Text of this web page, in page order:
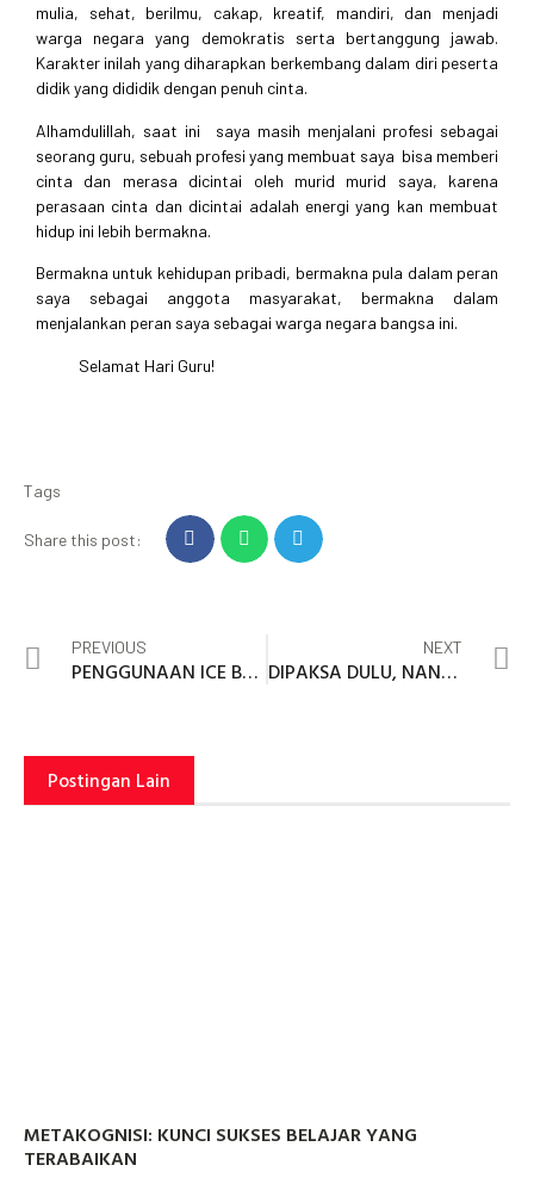
mulia, sehat, berilmu, cakap, kreatif, mandiri, dan menjadi
warga negara yang demokratis serta bertanggung jawab.
Karakter inilah yang diharapkan berkembang dalam diri peserta
didik yang dididik dengan penuh cinta.
Alhamdulillah, saat ini saya masih menjalani profesi sebagai
seorang guru, sebuah profesi yang membuat saya bisa memberi
cinta dan merasa dicintai oleh murid murid saya, karena
perasaan cinta dan dicintai adalah energi yang kan membuat
hidup ini lebih bermakna.
Bermakna untuk kehidupan pribadi, bermakna pula dalam peran
saya sebagai anggota masyarakat, bermakna dalam
menjalankan peran saya sebagai warga negara bangsa ini.
Selamat Hari Guru!
Tags
Share this post:
PREVIOUS
PENGGUNAAN ICE BREAKING BERMAIN KONSENTRASI PADA PEMBELAJARAN ABAD 21
NEXT
DIPAKSA DULU, NANTI TERBIASA….BENARKAH…? (REFLEKSI DISIPLIN POSITIF DI SEKOLAH)
Postingan Lain
METAKOGNISI: KUNCI SUKSES BELAJAR YANG
TERABAIKAN